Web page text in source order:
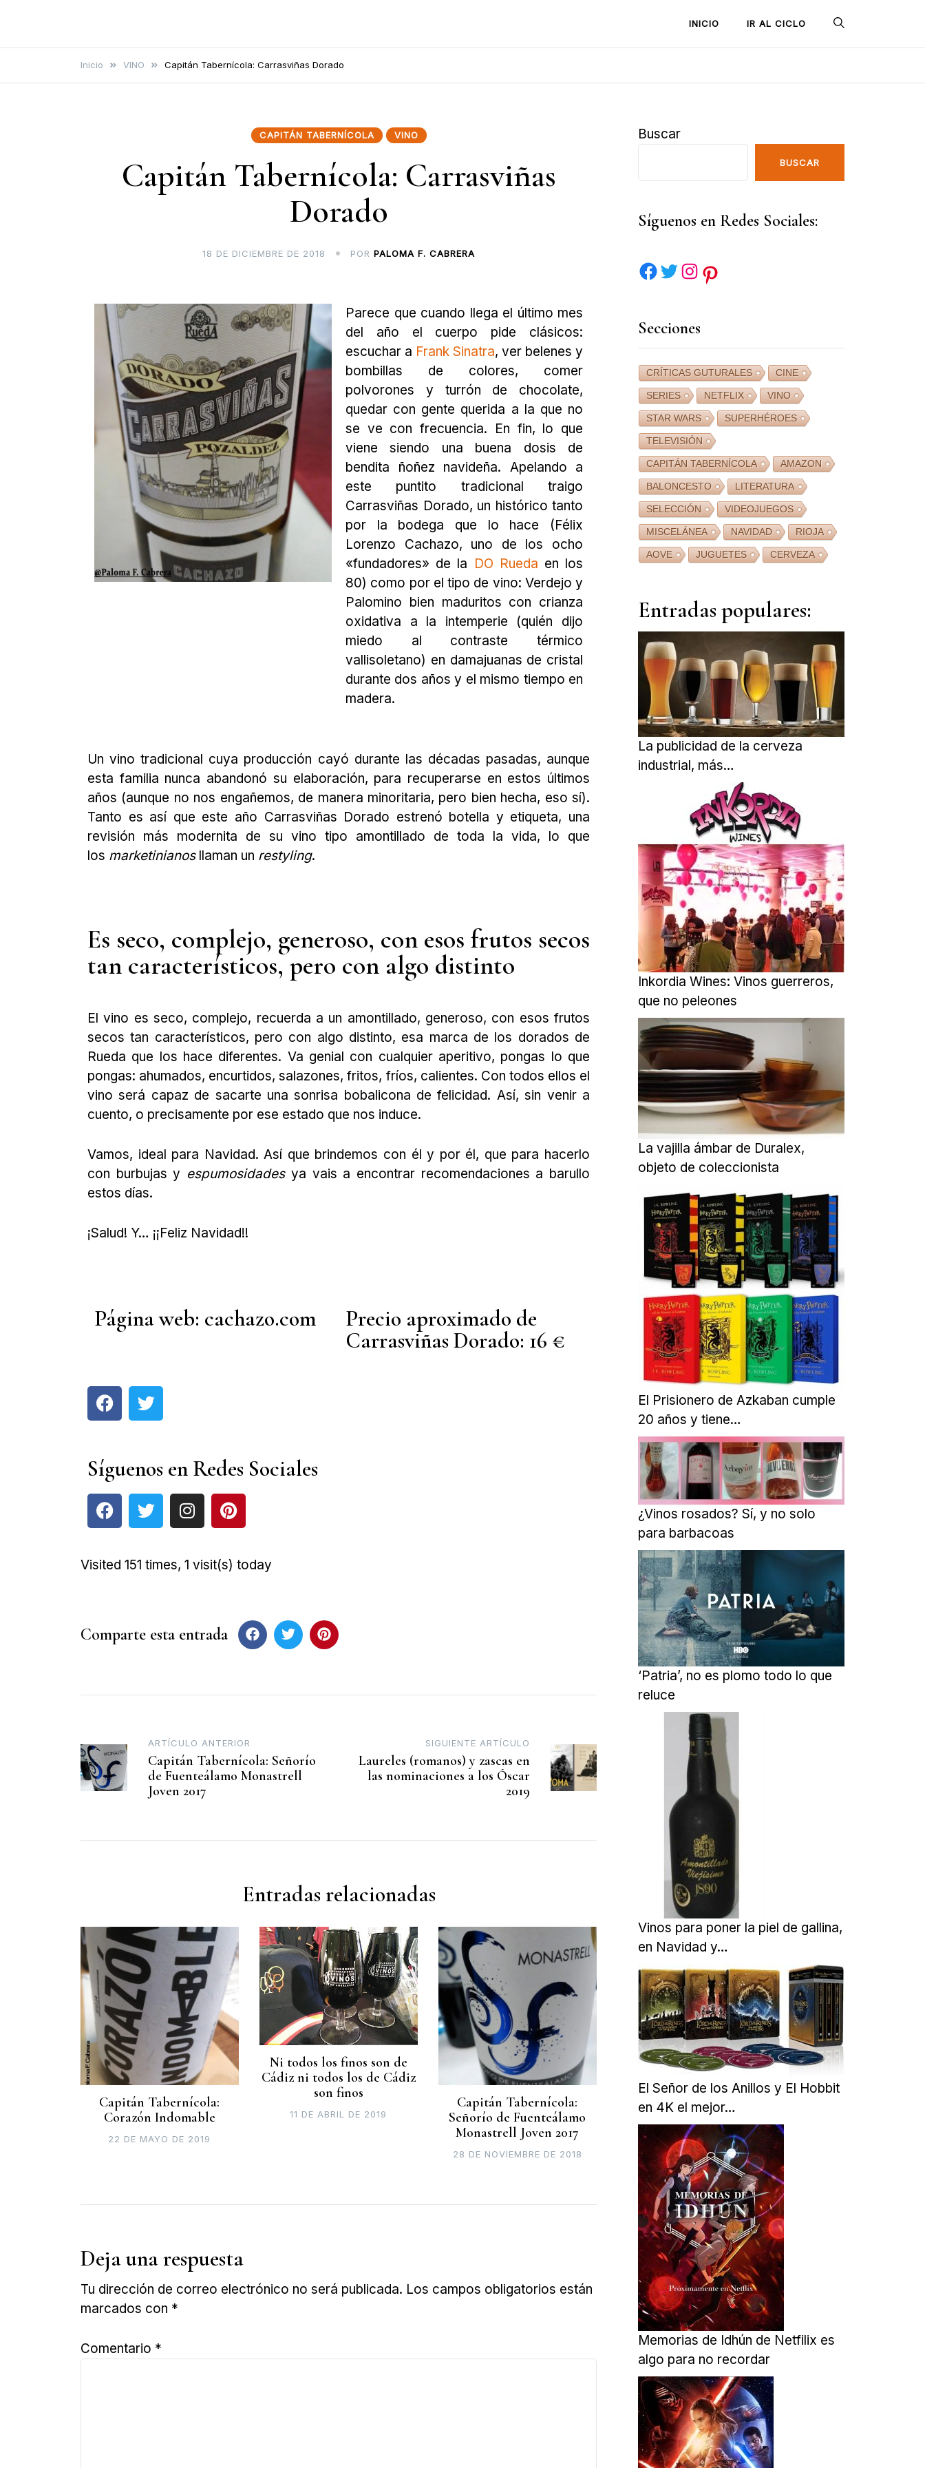
una forma distinta
INICIO IR AL CICLO
Inicio VINO Capitán Tabernícola: Carrasviñas Dorado
CAPITÁN TABERNÍCOLA VINO
Capitán Tabernícola: Carrasviñas
Dorado
18 DE DICIEMBRE DE 2018 POR PALOMA F. CABRERA
Parece que cuando llega el último mes
del año el cuerpo pide clásicos:
escuchar a Frank Sinatra, ver belenes y
bombillas de colores, comer
polvorones y turrón de chocolate,
quedar con gente querida a la que no
se ve con frecuencia. En fin, lo que
viene siendo una buena dosis de
bendita ñoñez navideña. Apelando a
este puntito tradicional traigo
Carrasviñas Dorado, un histórico tanto
por la bodega que lo hace (Félix
Lorenzo Cachazo, uno de los ocho
«fundadores» de la DO Rueda en los
80) como por el tipo de vino: Verdejo y
Palomino bien maduritos con crianza
oxidativa a la intemperie (quién dijo
miedo al contraste térmico
vallisoletano) en damajuanas de cristal
durante dos años y el mismo tiempo en
madera.
Un vino tradicional cuya producción cayó durante las décadas pasadas, aunque
esta familia nunca abandonó su elaboración, para recuperarse en estos últimos
años (aunque no nos engañemos, de manera minoritaria, pero bien hecha, eso sí).
Tanto es así que este año Carrasviñas Dorado estrenó botella y etiqueta, una
revisión más modernita de su vino tipo amontillado de toda la vida, lo que
los marketinianos llaman un restyling.
Es seco, complejo, generoso, con esos frutos secos
tan característicos, pero con algo distinto
El vino es seco, complejo, recuerda a un amontillado, generoso, con esos frutos
secos tan característicos, pero con algo distinto, esa marca de los dorados de
Rueda que los hace diferentes. Va genial con cualquier aperitivo, pongas lo que
pongas: ahumados, encurtidos, salazones, fritos, fríos, calientes. Con todos ellos el
vino será capaz de sacarte una sonrisa bobalicona de felicidad. Así, sin venir a
cuento, o precisamente por ese estado que nos induce.
Vamos, ideal para Navidad. Así que brindemos con él y por él, que para hacerlo
con burbujas y espumosidades ya vais a encontrar recomendaciones a barullo
estos días.
¡Salud! Y… ¡¡Feliz Navidad!!
Página web: cachazo.com
Precio aproximado de
Carrasviñas Dorado: 16 €
Síguenos en Redes Sociales
Visited 151 times, 1 visit(s) today
Comparte esta entrada
ARTÍCULO ANTERIOR
Capitán Tabernícola: Señorío
de Fuenteálamo Monastrell
Joven 2017
SIGUIENTE ARTÍCULO
Laureles (romanos) y zascas en
las nominaciones a los Óscar
2019
Entradas relacionadas
Capitán Tabernícola:
Corazón Indomable
22 DE MAYO DE 2019
Ni todos los finos son de
Cádiz ni todos los de Cádiz
son finos
11 DE ABRIL DE 2019
Capitán Tabernícola:
Señorío de Fuenteálamo
Monastrell Joven 2017
28 DE NOVIEMBRE DE 2018
Deja una respuesta
Tu dirección de correo electrónico no será publicada. Los campos obligatorios están
marcados con *
Comentario *
Buscar
BUSCAR
Síguenos en Redes Sociales:
Secciones
CRÍTICAS GUTURALES CINE
SERIES NETFLIX VINO
STAR WARS SUPERHÉROES
TELEVISIÓN
CAPITÁN TABERNÍCOLA AMAZON
BALONCESTO LITERATURA
SELECCIÓN VIDEOJUEGOS
MISCELÁNEA NAVIDAD RIOJA
AOVE JUGUETES CERVEZA
Entradas populares:
La publicidad de la cerveza
industrial, más…
Inkordia Wines: Vinos guerreros,
que no peleones
La vajilla ámbar de Duralex,
objeto de coleccionista
El Prisionero de Azkaban cumple
20 años y tiene…
¿Vinos rosados? Sí, y no solo
para barbacoas
‘Patria’, no es plomo todo lo que
reluce
Vinos para poner la piel de gallina,
en Navidad y…
El Señor de los Anillos y El Hobbit
en 4K el mejor…
Memorias de Idhún de Netfilix es
algo para no recordar